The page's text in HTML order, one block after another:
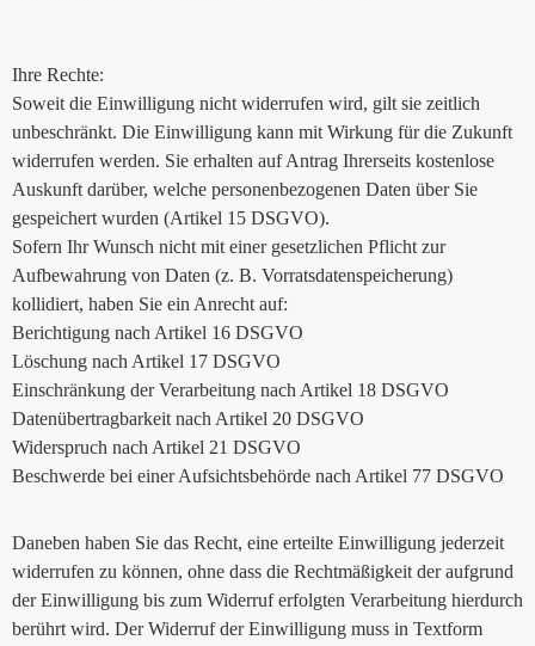
Ihre Rechte:
Soweit die Einwilligung nicht widerrufen wird, gilt sie zeitlich
unbeschränkt. Die Einwilligung kann mit Wirkung für die Zukunft
widerrufen werden. Sie erhalten auf Antrag Ihrerseits kostenlose
Auskunft darüber, welche personenbezogenen Daten über Sie
gespeichert wurden (Artikel 15 DSGVO).
Sofern Ihr Wunsch nicht mit einer gesetzlichen Pflicht zur
Aufbewahrung von Daten (z. B. Vorratsdatenspeicherung)
kollidiert, haben Sie ein Anrecht auf:
Berichtigung nach Artikel 16 DSGVO
Löschung nach Artikel 17 DSGVO
Einschränkung der Verarbeitung nach Artikel 18 DSGVO
Datenübertragbarkeit nach Artikel 20 DSGVO
Widerspruch nach Artikel 21 DSGVO
Beschwerde bei einer Aufsichtsbehörde nach Artikel 77 DSGVO
Daneben haben Sie das Recht, eine erteilte Einwilligung jederzeit
widerrufen zu können, ohne dass die Rechtmäßigkeit der aufgrund
der Einwilligung bis zum Widerruf erfolgten Verarbeitung hierdurch
berührt wird. Der Widerruf der Einwilligung muss in Textform